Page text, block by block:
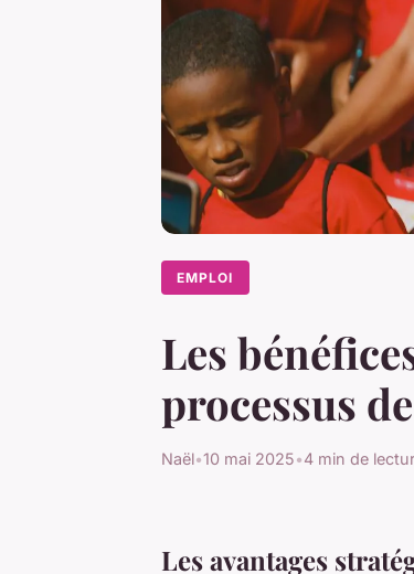
EMPLOI
Les
processus
Naël•10 mai 2025•4 min de
Les avantages